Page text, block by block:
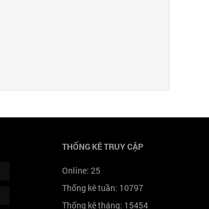
THỐNG KÊ TRUY CẬP
Online: 25
Thống kê tuần: 10797
Thống kê tháng: 15454